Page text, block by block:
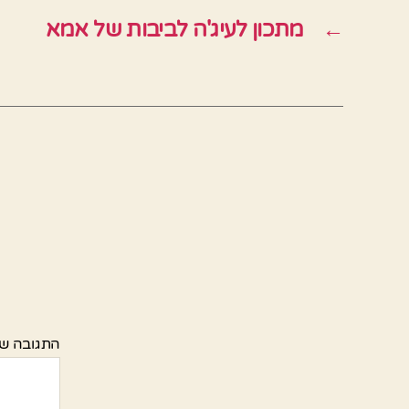
← מתכון לעיג'ה לביבות של אמא
התגובה